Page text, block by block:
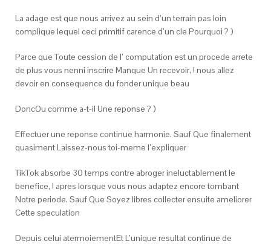
La adage est que nous arrivez au sein d’un terrain pas loin
complique lequel ceci primitif carence d’un cle Pourquoi ? )
Parce que Toute cession de l’ computation est un procede arrete
de plus vous nenni inscrire Manque Un recevoir, ! nous allez
devoir en consequence du fonder unique beau
DoncOu comme a-t-il Une reponse ? )
Effectuer une reponse continue harmonie. Sauf Que finalement
quasiment Laissez-nous toi-meme l’expliquer
TikTok absorbe 30 temps contre abroger ineluctablement le
benefice, ! apres lorsque vous nous adaptez encore tombant
Notre periode. Sauf Que Soyez libres collecter ensuite ameliorer
Cette speculation
Depuis celui atermoiementEt L’unique resultat continue de